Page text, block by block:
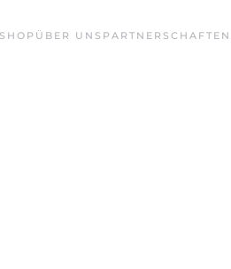
SHOP ÜBER UNS PARTNERSCHAFTEN